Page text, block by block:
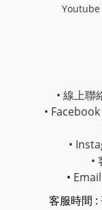
Youtube
• 線上聯
• Facebook
•
•
•
客服時間 :